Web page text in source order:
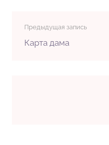
Предыдущая запись
Карта дама